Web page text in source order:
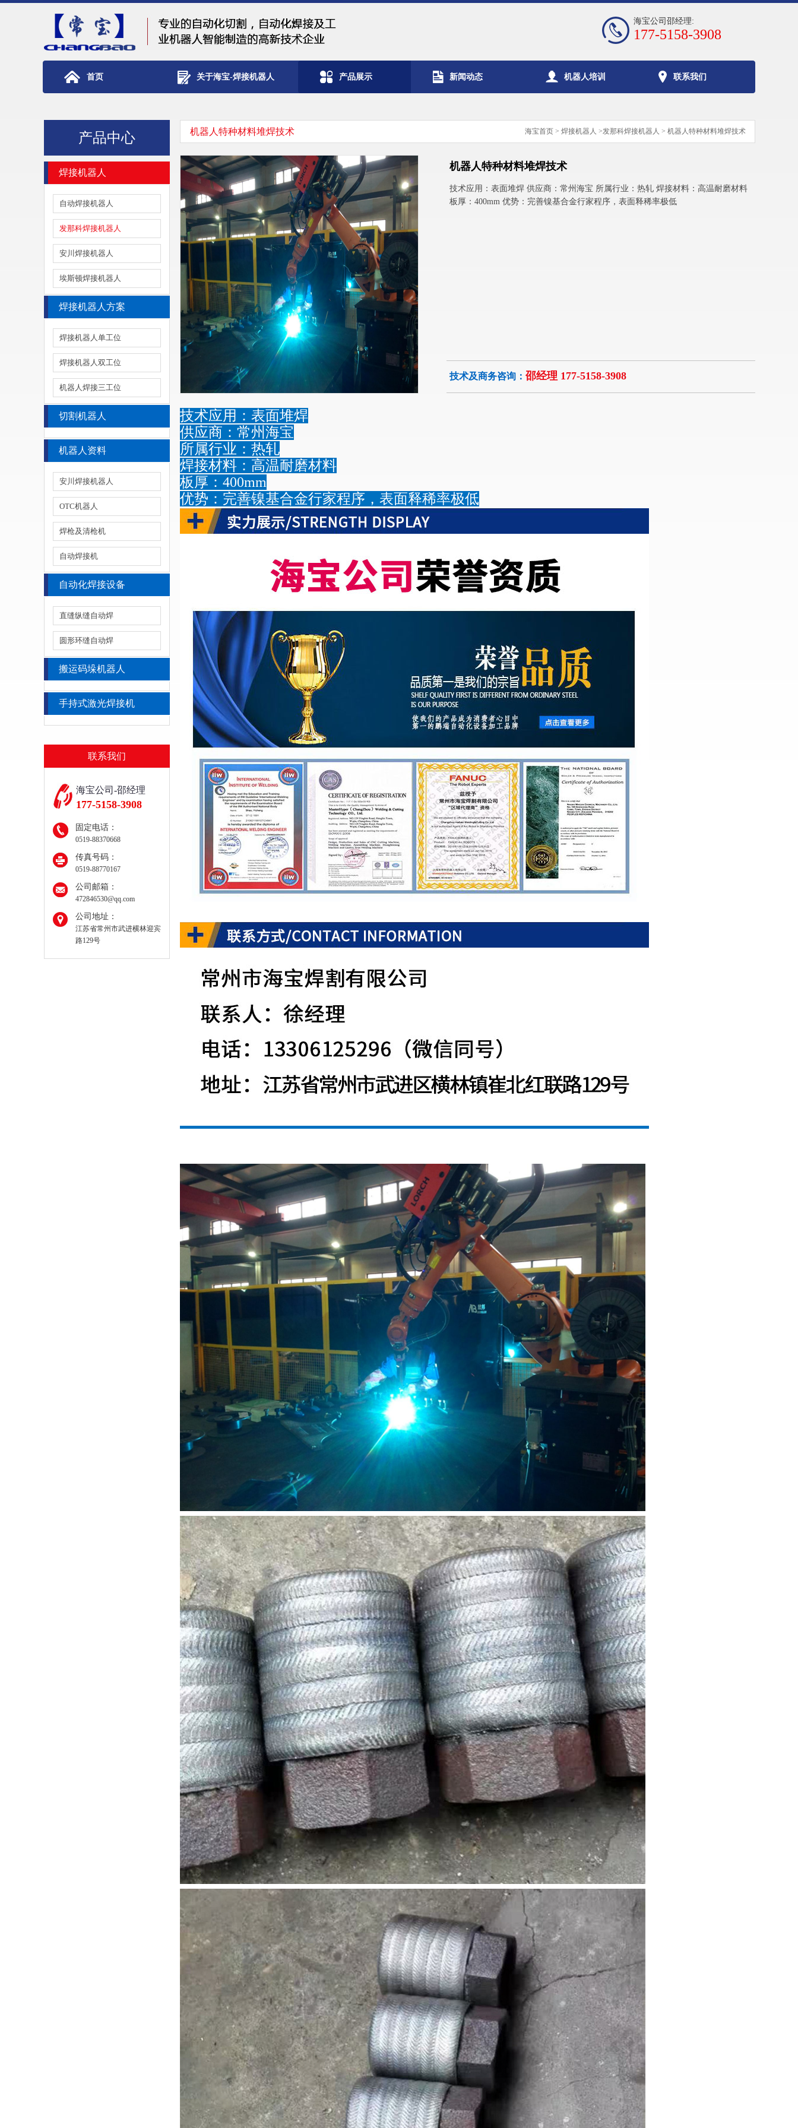
海宝公司邵经理:
177-5158-3908
首页 关于海宝-焊接机器人 产品展示 新闻动态 机器人培训 联系我们
产品中心
焊接机器人
自动焊接机器人
发那科焊接机器人
安川焊接机器人
埃斯顿焊接机器人
焊接机器人方案
焊接机器人单工位
焊接机器人双工位
机器人焊接三工位
切割机器人
机器人资料
安川焊接机器人
OTC机器人
焊枪及清枪机
自动焊接机
自动化焊接设备
直缝纵缝自动焊
圆形环缝自动焊
搬运码垛机器人
手持式激光焊接机
联系我们
海宝公司-邵经理
177-5158-3908
固定电话：
0519-88370668
传真号码：
0519-88770167
公司邮箱：
472846530@qq.com
公司地址：
江苏省常州市武进横林迎宾
路129号
海宝首页 > 焊接机器人 >发那科焊接机器人 > 机器人特种材料堆焊技术
机器人特种材料堆焊技术
机器人特种材料堆焊技术
技术应用：表面堆焊 供应商：常州海宝 所属行业：热轧 焊接材料：高温耐磨材料
板厚：400mm 优势：完善镍基合金行家程序，表面释稀率极低
技术及商务咨询： 邵经理 177-5158-3908
技术应用：表面堆焊
供应商：常州海宝
所属行业：热轧
焊接材料：高温耐磨材料
板厚：400mm
优势：完善镍基合金行家程序，表面释稀率极低